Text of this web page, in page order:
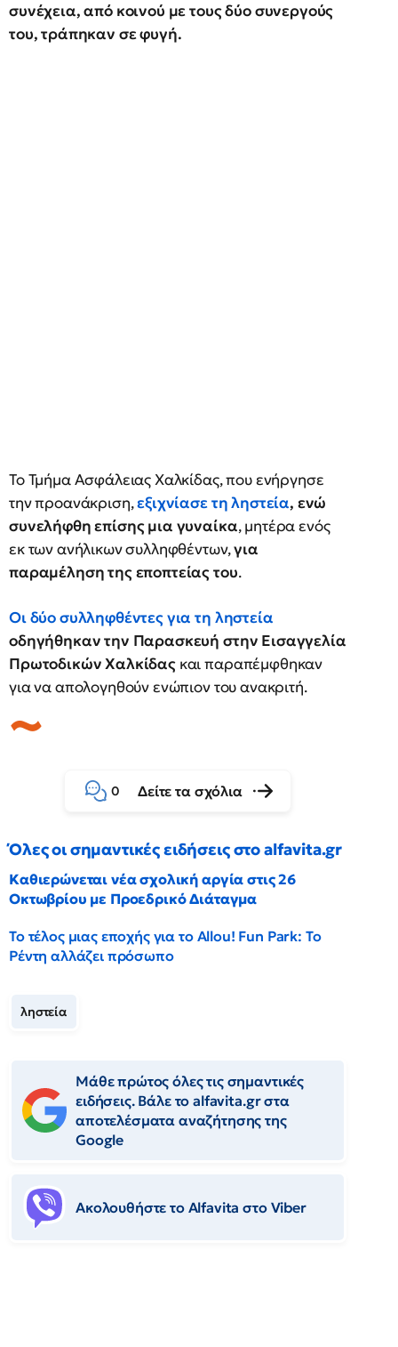
συνέχεια, από κοινού με τους δύο συνεργούς
του, τράπηκαν σε φυγή.
Το Τμήμα Ασφάλειας Χαλκίδας, που ενήργησε
την προανάκριση,εξιχνίασε τη ληστεία, ενώ
συνελήφθη επίσης μια γυναίκα, μητέρα ενός
εκ των ανήλικων συλληφθέντων,για
παραμέληση της εποπτείας του.
Οι δύο συλληφθέντες για τη ληστεία
οδηγήθηκαν την Παρασκευή στην Εισαγγελία
Πρωτοδικών Χαλκίδαςκαι παραπέμφθηκαν
για να απολογηθούν ενώπιον του ανακριτή.
0 Δείτε τα σχόλια
Όλες οι σημαντικές ειδήσεις στο alfavita.gr
Καθιερώνεται νέα σχολική αργία στις 26
Οκτωβρίου με Προεδρικό Διάταγμα
Το τέλος μιας εποχής για το Allou! Fun Park: Το
Ρέντη αλλάζει πρόσωπο
ληστεία
Μάθε πρώτος όλες τις σημαντικές
ειδήσεις. Βάλε το alfavita.gr στα
αποτελέσματα αναζήτησης της
Google
Ακολουθήστε το Αlfavita στο Viber